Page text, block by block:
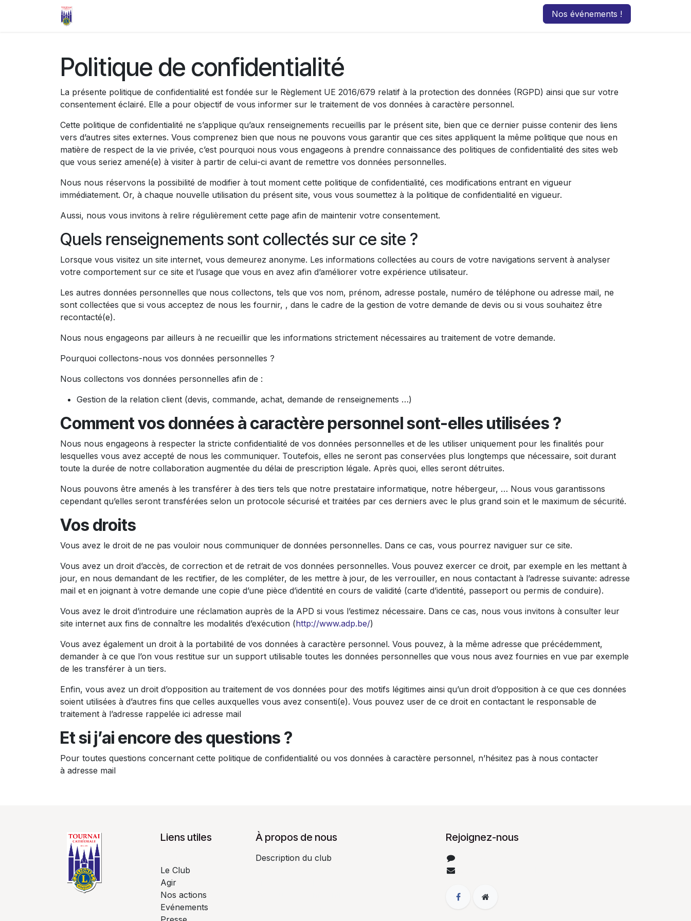
Se rendre au contenu
Nos événements !
Politique de confidentialité
La présente politique de confidentialité est fondée sur le Règlement UE 2016/679 relatif à la protection des données (RGPD) ainsi que sur votre
consentement éclairé. Elle a pour objectif de vous informer sur le traitement de vos données à caractère personnel.
Cette politique de confidentialité ne s’applique qu’aux renseignements recueillis par le présent site, bien que ce dernier puisse contenir des liens
vers d’autres sites externes. Vous comprenez bien que nous ne pouvons vous garantir que ces sites appliquent la même politique que nous en
matière de respect de la vie privée, c’est pourquoi nous vous engageons à prendre connaissance des politiques de confidentialité des sites web
que vous seriez amené(e) à visiter à partir de celui-ci avant de remettre vos données personnelles.
Nous nous réservons la possibilité de modifier à tout moment cette politique de confidentialité, ces modifications entrant en vigueur
immédiatement. Or, à chaque nouvelle utilisation du présent site, vous vous soumettez à la politique de confidentialité en vigueur.
Aussi, nous vous invitons à relire régulièrement cette page afin de maintenir votre consentement.
Quels renseignements sont collectés sur ce site ?
Lorsque vous visitez un site internet, vous demeurez anonyme. Les informations collectées au cours de votre navigations servent à analyser
votre comportement sur ce site et l’usage que vous en avez afin d’améliorer votre expérience utilisateur.
Les autres données personnelles que nous collectons, tels que vos nom, prénom, adresse postale, numéro de téléphone ou adresse mail, ne
sont collectées que si vous acceptez de nous les fournir, , dans le cadre de la gestion de votre demande de devis ou si vous souhaitez être
recontacté(e).
Nous nous engageons par ailleurs à ne recueillir que les informations strictement nécessaires au traitement de votre demande.
Pourquoi collectons-nous vos données personnelles ?
Nous collectons vos données personnelles afin de :
Gestion de la relation client (devis, commande, achat, demande de renseignements …)
Comment vos données à caractère personnel sont-elles utilisées ?
Nous nous engageons à respecter la stricte confidentialité de vos données personnelles et de les utiliser uniquement pour les finalités pour
lesquelles vous avez accepté de nous les communiquer. Toutefois, elles ne seront pas conservées plus longtemps que nécessaire, soit durant
toute la durée de notre collaboration augmentée du délai de prescription légale. Après quoi, elles seront détruites.
Nous pouvons être amenés à les transférer à des tiers tels que notre prestataire informatique, notre hébergeur, … Nous vous garantissons
cependant qu’elles seront transférées selon un protocole sécurisé et traitées par ces derniers avec le plus grand soin et le maximum de sécurité.
Vos droits
Vous avez le droit de ne pas vouloir nous communiquer de données personnelles. Dans ce cas, vous pourrez naviguer sur ce site.
Vous avez un droit d’accès, de correction et de retrait de vos données personnelles. Vous pouvez exercer ce droit, par exemple en les mettant à
jour, en nous demandant de les rectifier, de les compléter, de les mettre à jour, de les verrouiller, en nous contactant à l’adresse suivante: adresse
mail et en joignant à votre demande une copie d’une pièce d’identité en cours de validité (carte d’identité, passeport ou permis de conduire).
Vous avez le droit d’introduire une réclamation auprès de la APD si vous l’estimez nécessaire. Dans ce cas, nous vous invitons à consulter leur
site internet aux fins de connaître les modalités d’exécution (http://www.adp.be/)
Vous avez également un droit à la portabilité de vos données à caractère personnel. Vous pouvez, à la même adresse que précédemment,
demander à ce que l’on vous restitue sur un support utilisable toutes les données personnelles que vous nous avez fournies en vue par exemple
de les transférer à un tiers.
Enfin, vous avez un droit d’opposition au traitement de vos données pour des motifs légitimes ainsi qu’un droit d’opposition à ce que ces données
soient utilisées à d’autres fins que celles auxquelles vous avez consenti(e). Vous pouvez user de ce droit en contactant le responsable de
traitement à l’adresse rappelée ici adresse mail
Et si j’ai encore des questions ?
Pour toutes questions concernant cette politique de confidentialité ou vos données à caractère personnel, n’hésitez pas à nous contacter
à adresse mail
Rejoignez-nous
À propos de nous
Description du club
Liens utiles
Le Club
Agir
Nos actions
Evénements